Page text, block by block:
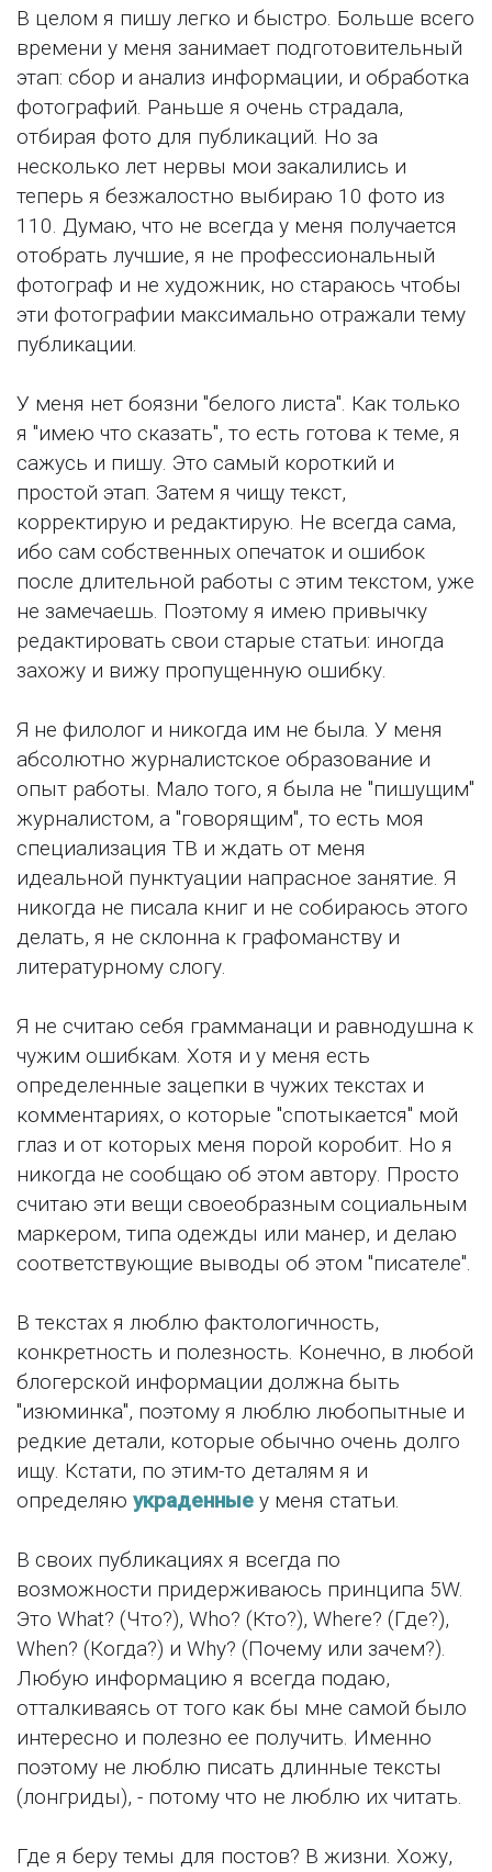
В целом я пишу легко и быстро. Больше всего
времени у меня занимает подготовительный
этап: сбор и анализ информации, и обработка
фотографий. Раньше я очень страдала,
отбирая фото для публикаций. Но за
несколько лет нервы мои закалились и
теперь я безжалостно выбираю 10 фото из
110. Думаю, что не всегда у меня получается
отобрать лучшие, я не профессиональный
фотограф и не художник, но стараюсь чтобы
эти фотографии максимально отражали тему
публикации.
У меня нет боязни "белого листа". Как только
я "имею что сказать", то есть готова к теме, я
сажусь и пишу. Это самый короткий и
простой этап. Затем я чищу текст,
корректирую и редактирую. Не всегда сама,
ибо сам собственных опечаток и ошибок
после длительной работы с этим текстом, уже
не замечаешь. Поэтому я имею привычку
редактировать свои старые статьи: иногда
захожу и вижу пропущенную ошибку.
Я не филолог и никогда им не была. У меня
абсолютно журналистское образование и
опыт работы. Мало того, я была не "пишущим"
журналистом, а "говорящим", то есть моя
специализация ТВ и ждать от меня
идеальной пунктуации напрасное занятие. Я
никогда не писала книг и не собираюсь этого
делать, я не склонна к графоманству и
литературному слогу.
Я не считаю себя грамманаци и равнодушна к
чужим ошибкам. Хотя и у меня есть
определенные зацепки в чужих текстах и
комментариях, о которые "спотыкается" мой
глаз и от которых меня порой коробит. Но я
никогда не сообщаю об этом автору. Просто
считаю эти вещи своеобразным социальным
маркером, типа одежды или манер, и делаю
соответствующие выводы об этом "писателе".
В текстах я люблю фактологичность,
конкретность и полезность. Конечно, в любой
блогерской информации должна быть
"изюминка", поэтому я люблю любопытные и
редкие детали, которые обычно очень долго
ищу. Кстати, по этим-то деталям я и
определяю украденные у меня статьи.
В своих публикациях я всегда по
возможности придерживаюсь принципа 5W.
Это What? (Что?), Who? (Кто?), Where? (Где?),
When? (Когда?) и Why? (Почему или зачем?).
Любую информацию я всегда подаю,
отталкиваясь от того как бы мне самой было
интересно и полезно ее получить. Именно
поэтому не люблю писать длинные тексты
(лонгриды), - потому что не люблю их читать.
Где я беру темы для постов? В жизни. Хожу,